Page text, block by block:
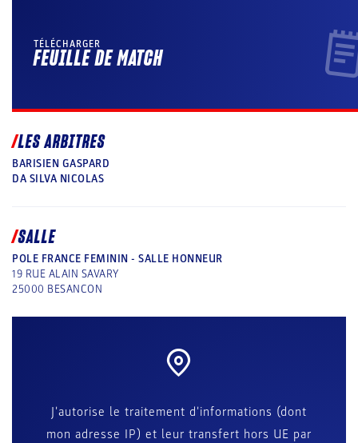
TÉLÉCHARGER
FEUILLE DE MATCH
LES ARBITRES
BARISIEN GASPARD
DA SILVA NICOLAS
SALLE
POLE FRANCE FEMININ - SALLE HONNEUR
19 RUE ALAIN SAVARY
25000 BESANCON
J'autorise le traitement d'informations (dont
mon adresse IP) et leur transfert hors UE par